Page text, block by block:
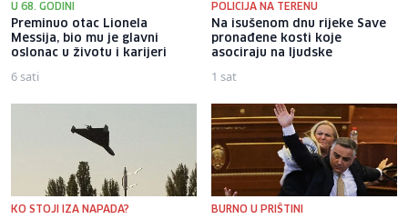
U 68. GODINI
Preminuo otac Lionela
Messija, bio mu je glavni
oslonac u životu i karijeri
6 sati
POLICIJA NA TERENU
Na isušenom dnu rijeke Save
pronađene kosti koje
asociraju na ljudske
1 sat
KO STOJI IZA NAPADA? BURNO U PRIŠTINI